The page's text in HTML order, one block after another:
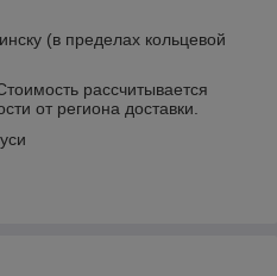
(в пределах кольцевой
рассчитывается
от региона доставки.